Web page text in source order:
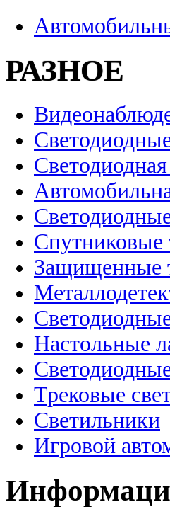
РАЗНОЕ
Спутниковые
Защищенные
Настольные
Трековые
Светильники
Игровой